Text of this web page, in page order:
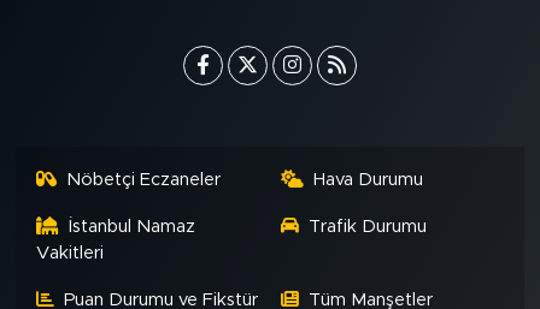
Nöbetçi Eczaneler Hava Durumu
İstanbul Namaz
Vakitleri
Trafik Durumu
Puan Durumu ve Fikstür Tüm Manşetler
FOTO GALERİ
ALINTI YAZARLAR
SOSYAL MEDYA